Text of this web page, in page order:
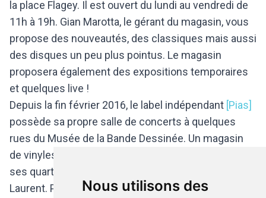
Nous utilisons des
la place Flagey. Il est ouvert du lundi au vendredi de
11h à 19h. Gian Marotta, le gérant du magasin, vous
propose des nouveautés, des classiques mais aussi
des disques un peu plus pointus. Le magasin
proposera également des expositions temporaires
et quelques live !
Depuis la fin février 2016, le label indépendant [Pias]
possède sa propre salle de concerts à quelques
rues du Musée de la Bande Dessinée. Un magasin
de vinyles - neufs et d'occasion - a également pris
ses quartiers au rez-de-chaussée de la rue Saint-
Laurent. Plus qu'un magasin de vinyle, c'est un lieu